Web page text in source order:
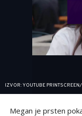
IZVOR: YOUTUBE
Megan je prsten